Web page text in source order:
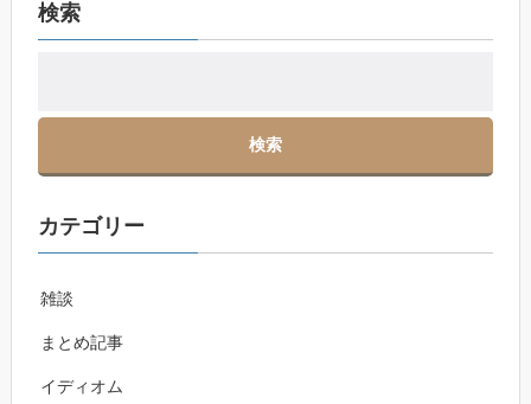
検索
カテゴリー
雑談
まとめ記事
イディオム